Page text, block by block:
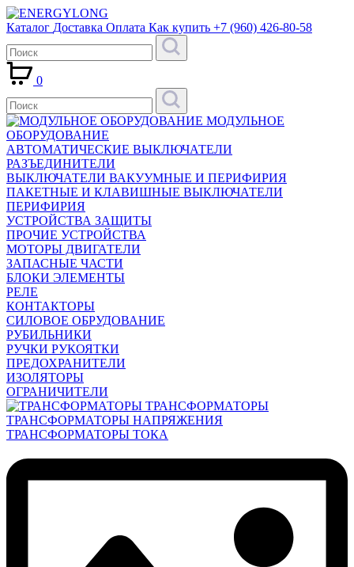
Каталог Доставка Оплата Как купить +7 (960) 426-80-58
0
МОДУЛЬНОЕ
ОБОРУДОВАНИЕ
АВТОМАТИЧЕСКИЕ ВЫКЛЮЧАТЕЛИ
РАЗЪЕДИНИТЕЛИ
ВЫКЛЮЧАТЕЛИ ВАКУУМНЫЕ И ПЕРИФИРИЯ
ПАКЕТНЫЕ И КЛАВИШНЫЕ ВЫКЛЮЧАТЕЛИ
ПЕРИФИРИЯ
УСТРОЙСТВА ЗАЩИТЫ
ПРОЧИЕ УСТРОЙСТВА
МОТОРЫ ДВИГАТЕЛИ
ЗАПАСНЫЕ ЧАСТИ
БЛОКИ ЭЛЕМЕНТЫ
РЕЛЕ
КОНТАКТОРЫ
СИЛОВОЕ ОБРУДОВАНИЕ
РУБИЛЬНИКИ
РУЧКИ РУКОЯТКИ
ПРЕДОХРАНИТЕЛИ
ИЗОЛЯТОРЫ
ОГРАНИЧИТЕЛИ
ТРАНСФОРМАТОРЫ
ТРАНСФОРМАТОРЫ НАПРЯЖЕНИЯ
ТРАНСФОРМАТОРЫ ТОКА